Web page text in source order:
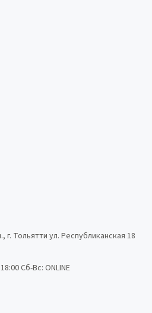
г. Тольятти ул. Республиканская 18
Сб-Вс: ONLINE